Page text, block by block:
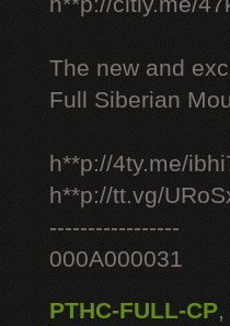
The new and
Full Siberian
h**p://4ty.me/
h**p://tt.vg/
-----------------
000A000031
PTHC-FULL-CP,